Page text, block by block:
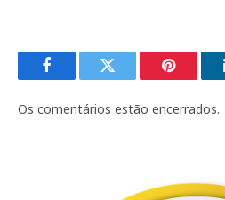
FacebookTwitter Pinterest
Os comentários estão encerrados.